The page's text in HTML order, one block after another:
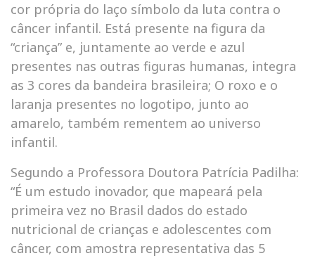
cor própria do laço símbolo da luta contra o
câncer infantil. Está presente na figura da
“criança” e, juntamente ao verde e azul
presentes nas outras figuras humanas, integra
as 3 cores da bandeira brasileira; O roxo e o
laranja presentes no logotipo, junto ao
amarelo, também rementem ao universo
infantil.
Segundo a Professora Doutora Patrícia Padilha:
“É um estudo inovador, que mapeará pela
primeira vez no Brasil dados do estado
nutricional de crianças e adolescentes com
câncer, com amostra representativa das 5